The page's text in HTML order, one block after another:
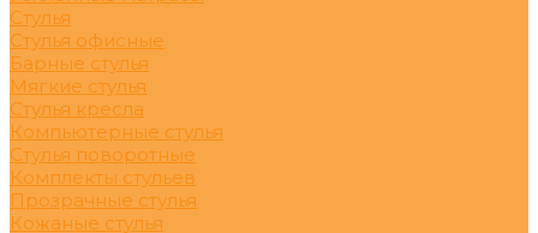
Стулья
Стулья офисные
Барные стулья
Мягкие стулья
Стулья кресла
Компьютерные стулья
Стулья поворотные
Комплекты стульев
Прозрачные стулья
Кожаные стулья